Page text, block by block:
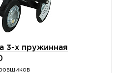
3-х пружинная